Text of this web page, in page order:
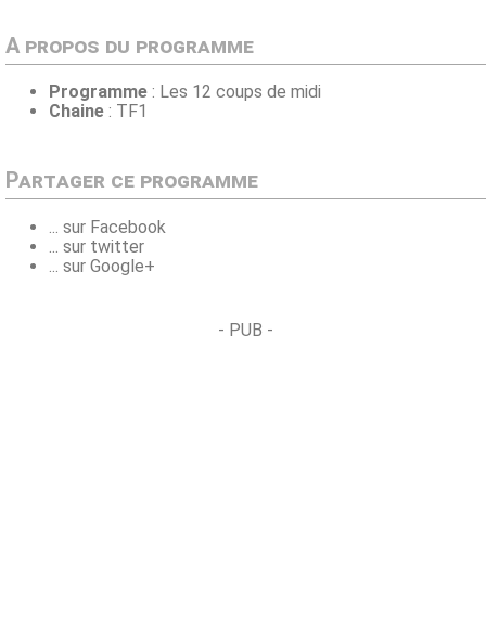
A propos du programme
Programme : Les 12 coups de midi
Chaine : TF1
Partager ce programme
... sur Facebook
... sur twitter
... sur Google+
- PUB -